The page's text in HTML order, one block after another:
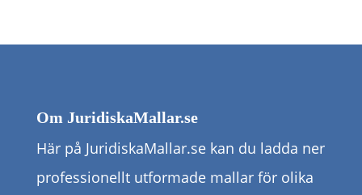
Om JuridiskaMallar.se
Här på JuridiskaMallar.se kan du ladda ner
professionellt utformade mallar för olika